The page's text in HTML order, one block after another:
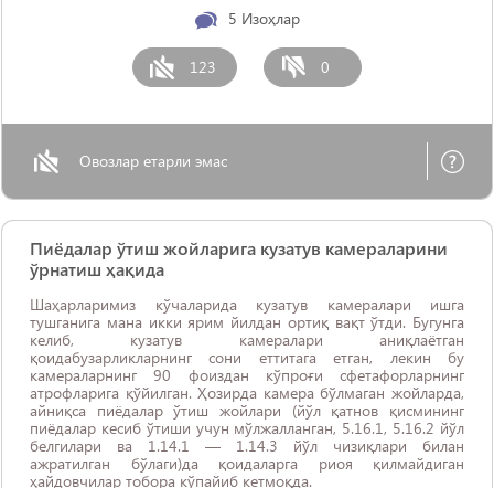
5 Изоҳлар
123 0
Овозлар етарли эмас
Пиёдалар ўтиш жойларига кузатув камераларини
ўрнатиш ҳақида
Шаҳарларимиз кўчаларида кузатув камералари ишга
тушганига мана икки ярим йилдан ортиқ вақт ўтди. Бугунга
келиб, кузатув камералари аниқлаётган
қоидабузарликларнинг сони еттитага етган, лекин бу
камераларнинг 90 фоиздан кўпроғи сфетафорларнинг
атрофларига қўйилган. Ҳозирда камера бўлмаган жойларда,
айниқса пиёдалар ўтиш жойлари (йўл қатнов қисмининг
пиёдалар кесиб ўтиши учун мўлжалланган, 5.16.1, 5.16.2 йўл
белгилари ва 1.14.1 — 1.14.3 йўл чизиқлари билан
ажратилган бўлаги)да қоидаларга риоя қилмайдиган
ҳайдовчилар тобора кўпайиб кетмоқда.